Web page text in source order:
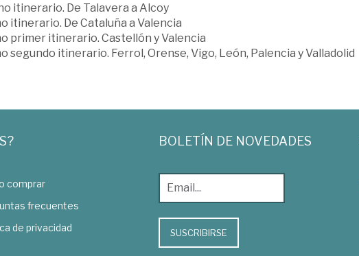
itinerario. De Talavera a Alcoy
itinerario. De Cataluña a Valencia
primer itinerario. Castellón y Valencia
segundo itinerario. Ferrol, Orense, Vigo, León, Palencia y Valladolid
comprar
frecuentes
de privacidad
BOLETÍN DE NOVEDADES
SUSCRIBIRSE